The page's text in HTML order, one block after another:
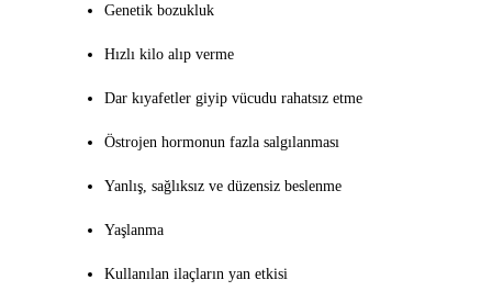
Genetik bozukluk
Hızlı kilo alıp verme
Dar kıyafetler giyip vücudu rahatsız etme
Östrojen hormonun fazla salgılanması
Yanlış, sağlıksız ve düzensiz beslenme
Yaşlanma
Kullanılan ilaçların yan etkisi